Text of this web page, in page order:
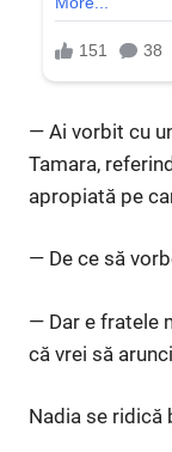
— Ai vorbit cu
Tamara,
apropiată pe
— De ce să
— Dar e fratele
că vrei să
Nadia se ridică